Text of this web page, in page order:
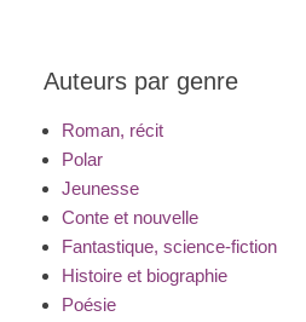
Auteurs par genre
Roman, récit
Polar
Jeunesse
Conte et nouvelle
Fantastique, science-fiction
Histoire et biographie
Poésie